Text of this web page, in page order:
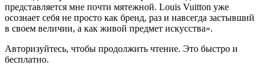
представляется мне почти мятежной. Louis Vuitton уже
осознает себя не просто как бренд, раз и навсегда застывший
в своем величии, а как живой предмет искусства».
Авторизуйтесь, чтобы продолжить чтение. Это быстро и
бесплатно.